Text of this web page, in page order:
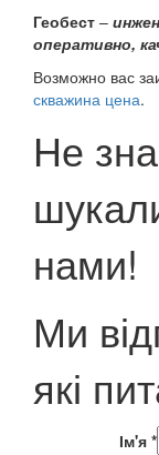
Геобест –
оперативно,
Возможно вас
скважина цена.
Не
нами!
Ми
які
Ім'я *